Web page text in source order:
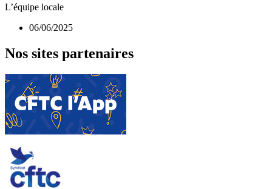
L’équipe locale
06/06/2025
Nos sites partenaires